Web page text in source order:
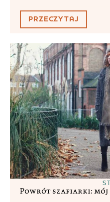
PRZECZYTAJ
Powrót szafiarki: mój